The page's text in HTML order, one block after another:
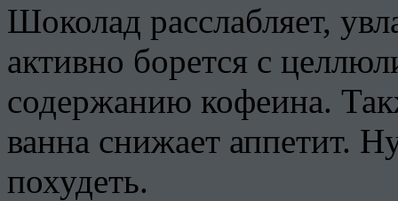
Шоколад расслабляет,
активно борется с
содержанию кофеина.
ванна снижает аппетит.
похудеть.